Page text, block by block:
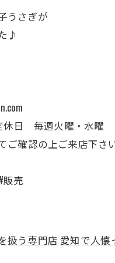
うさぎが
♪
日 毎週火曜・水曜
ご確認の上ご来店下さ
売
扱う専門店 愛知で人懐